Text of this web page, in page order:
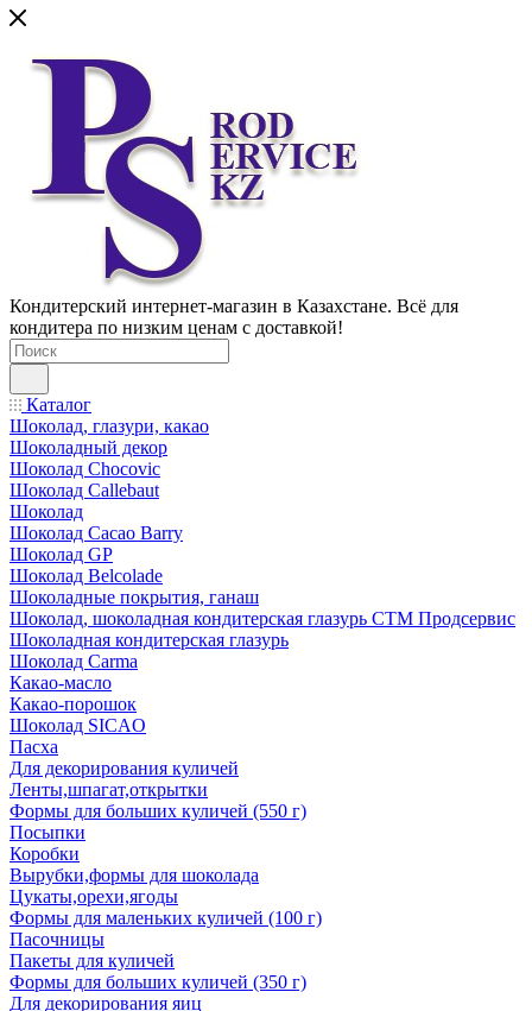
Кондитерский интернет-магазин в Казахстане. Всё для
кондитера по низким ценам с доставкой!
Каталог
Шоколад, глазури, какао
Шоколадный декор
Шоколад Chocovic
Шоколад Callebaut
Шоколад
Шоколад Cacao Barry
Шоколад GP
Шоколад Belcolade
Шоколадные покрытия, ганаш
Шоколад, шоколадная кондитерская глазурь СТМ Продсервис
Шоколадная кондитерская глазурь
Шоколад Carma
Какао-масло
Какао-порошок
Шоколад SICAO
Пасха
Для декорирования куличей
Ленты,шпагат,открытки
Формы для больших куличей (550 г)
Посыпки
Коробки
Вырубки,формы для шоколада
Цукаты,орехи,ягоды
Формы для маленьких куличей (100 г)
Пасочницы
Пакеты для куличей
Формы для больших куличей (350 г)
Для декорирования яиц